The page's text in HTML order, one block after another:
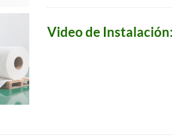
Video de Instalación: